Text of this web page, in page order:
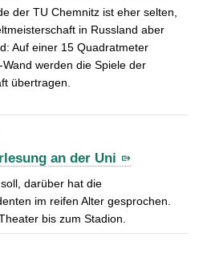
der TU Chemnitz ist eher selten,
in Russland aber
Auf einer 15 Quadratmeter
werden die Spiele der
übertragen.
an der Uni
darüber hat die
im reifen Alter gesprochen.
bis zum Stadion.